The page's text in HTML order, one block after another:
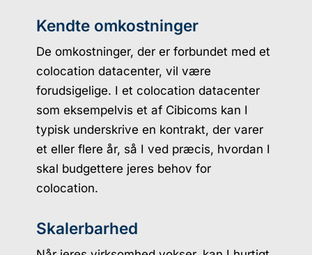
Kendte omkostninger
De omkostninger, der er forbundet med et
colocation datacenter, vil være
forudsigelige. I et colocation datacenter
som eksempelvis et af Cibicoms kan I
typisk underskrive en kontrakt, der varer
et eller flere år, så I ved præcis, hvordan I
skal budgettere jeres behov for
colocation.
Skalerbarhed